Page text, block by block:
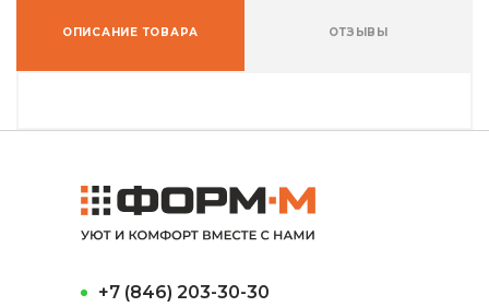
ОПИСАНИЕ ТОВАРА ОТЗЫВЫ
+7 (846) 203-30-30